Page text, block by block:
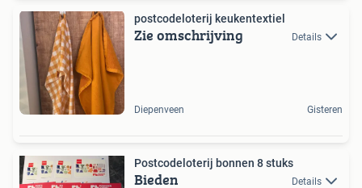
postcodeloterij keukentextiel
Zie omschrijving Details
Diepenveen Gisteren
Postcodeloterij bonnen 8 stuks
Bieden Details